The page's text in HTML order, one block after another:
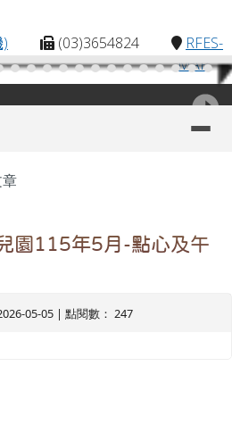
學
(03)3654824
RFES-
MAP
園115年5月-點心及午
05-05 | 點閱數： 247